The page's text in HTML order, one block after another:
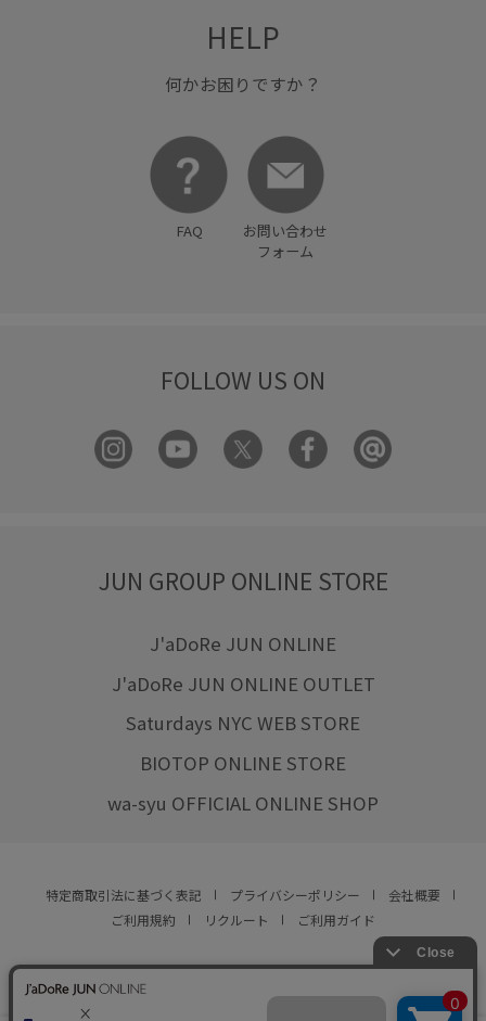
HELP
何かお困りですか？
FAQ
お問い合わせ
フォーム
FOLLOW US ON
JUN GROUP ONLINE STORE
J'aDoRe JUN ONLINE
J'aDoRe JUN ONLINE OUTLET
Saturdays NYC WEB STORE
BIOTOP ONLINE STORE
wa-syu OFFICIAL ONLINE SHOP
特定商取引法に基づく表記 プライバシーポリシー
会社概要
ご利用規約
リクルート ご利用ガイド